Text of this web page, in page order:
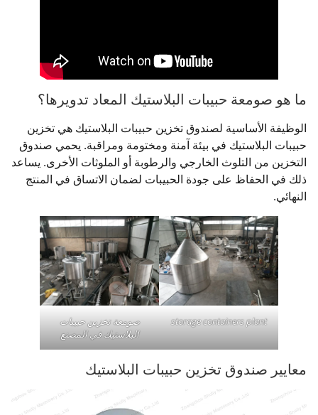
ما هو صومعة حبيبات البلاستيك المعاد تدويرها؟
الوظيفة الأساسية لصندوق تخزين حبيبات البلاستيك هي تخزين
حبيبات البلاستيك في بيئة آمنة ومختومة ومراقبة. يحمي صندوق
التخزين من التلوث الخارجي والرطوبة أو الملوثات الأخرى. يساعد
ذلك في الحفاظ على جودة الحبيبات لضمان الاتساق في المنتج
النهائي.
storage containers plant
صومعة تخزين حبيبات
البلاستيك في المصنع
معايير صندوق تخزين حبيبات البلاستيك